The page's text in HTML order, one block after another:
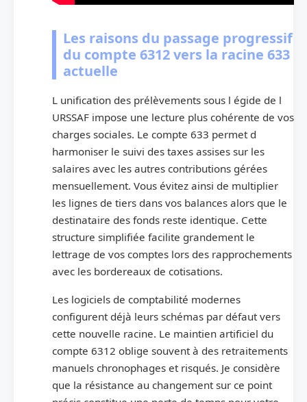
Les raisons du passage progressif
du compte 6312 vers la racine 633
actuelle
L unification des prélèvements sous l égide de l
URSSAF impose une lecture plus cohérente de vos
charges sociales. Le compte 633 permet d
harmoniser le suivi des taxes assises sur les
salaires avec les autres contributions gérées
mensuellement. Vous évitez ainsi de multiplier
les lignes de tiers dans vos balances alors que le
destinataire des fonds reste identique. Cette
structure simplifiée facilite grandement le
lettrage de vos comptes lors des rapprochements
avec les bordereaux de cotisations.
Les logiciels de comptabilité modernes
configurent déjà leurs schémas par défaut vers
cette nouvelle racine. Le maintien artificiel du
compte 6312 oblige souvent à des retraitements
manuels chronophages et risqués. Je considère
que la résistance au changement sur ce point